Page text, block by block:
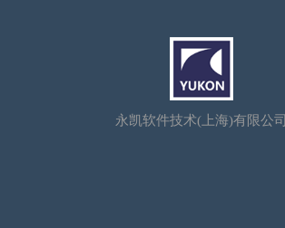
永凯软件技术(上海)有限公司